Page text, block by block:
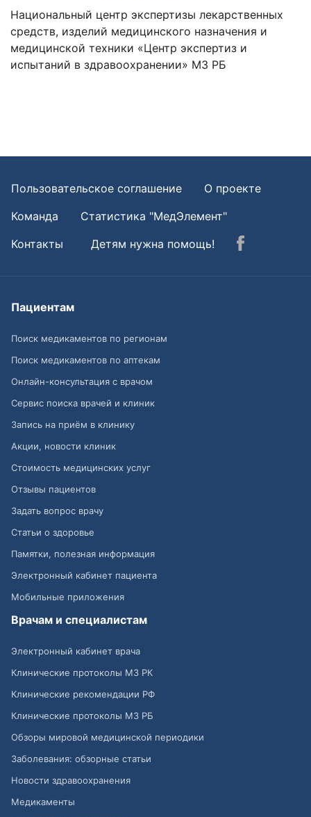
Национальный центр экспертизы лекарственных
средств, изделий медицинского назначения и
медицинской техники «Центр экспертиз и
испытаний в здравоохранении» МЗ РБ
Пользовательское соглашение
О проекте
Команда
Статистика "МедЭлемент"
Контакты
Детям нужна помощь!
Пациентам
Поиск медикаментов по регионам
Поиск медикаментов по аптекам
Онлайн-консультация с врачом
Сервис поиска врачей и клиник
Запись на приём в клинику
Акции, новости клиник
Стоимость медицинских услуг
Отзывы пациентов
Задать вопрос врачу
Статьи о здоровье
Памятки, полезная информация
Электронный кабинет пациента
Мобильные приложения
Врачам и специалистам
Электронный кабинет врача
Клинические протоколы МЗ РК
Клинические рекомендации РФ
Клинические протоколы МЗ РБ
Обзоры мировой медицинской периодики
Заболевания: обзорные статьи
Новости здравоохранения
Медикаменты